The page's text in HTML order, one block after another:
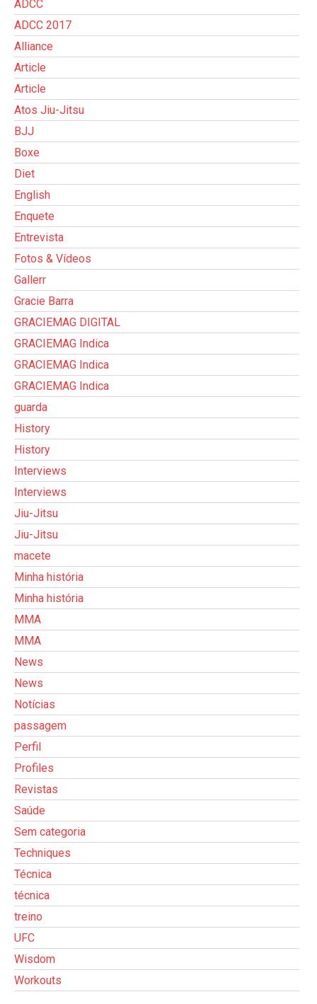
ADCC
ADCC 2017
Alliance
Article
Article
Atos Jiu-Jitsu
BJJ
Boxe
Diet
English
Enquete
Entrevista
Fotos & Vídeos
Gallerr
Gracie Barra
GRACIEMAG DIGITAL
GRACIEMAG Indica
GRACIEMAG Indica
GRACIEMAG Indica
guarda
History
History
Interviews
Interviews
Jiu-Jitsu
Jiu-Jitsu
macete
Minha história
Minha história
MMA
MMA
News
News
Notícias
passagem
Perfil
Profiles
Revistas
Saúde
Sem categoria
Techniques
Técnica
técnica
treino
UFC
Wisdom
Workouts